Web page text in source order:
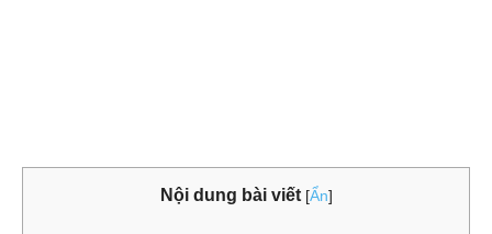
Nội dung bài viết [Ẩn]